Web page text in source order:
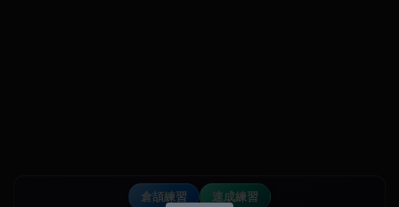
倉頡練習
速成練習